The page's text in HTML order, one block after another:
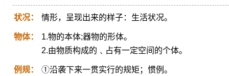
状况： 情形，呈现出来的样子：生活状况。
物体：
1.物的本体;器物的形体。
2.由物质构成的﹑占有一定空间的个体。
例规：
①沿袭下来一贯实行的规矩；惯例。